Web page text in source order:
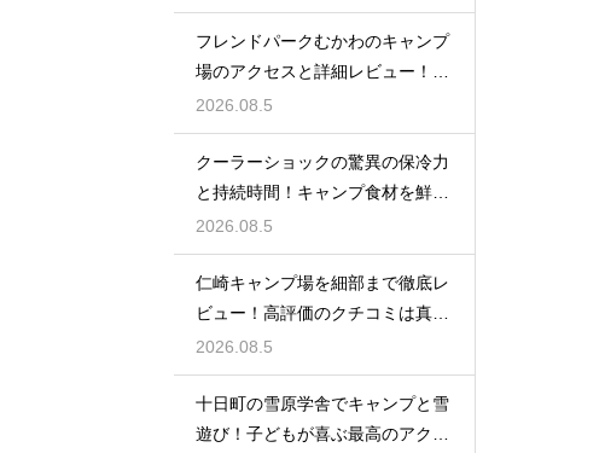
フレンドパークむかわのキャンプ
場のアクセスと詳細レビュー！魅
力を大解剖
2026.08.5
クーラーショックの驚異の保冷力
と持続時間！キャンプ食材を鮮度
抜群に保つ
2026.08.5
仁崎キャンプ場を細部まで徹底レ
ビュー！高評価のクチコミは真実
なのか？
2026.08.5
十日町の雪原学舎でキャンプと雪
遊び！子どもが喜ぶ最高のアクテ